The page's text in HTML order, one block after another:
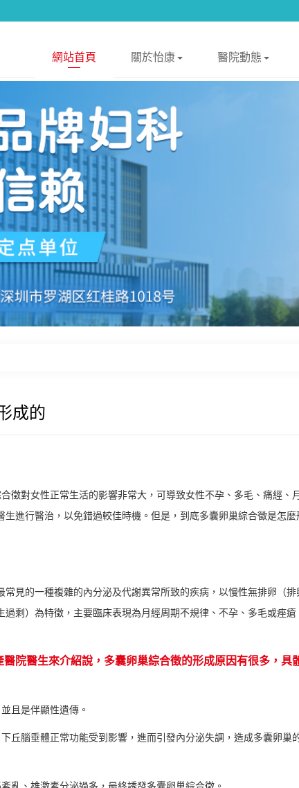
網站首頁 關於怡康 醫院動態
成的
徵對女性正常生活的影響非常大，可導致女性不孕、多毛、痛經、
進行醫治，以免錯過較佳時機。但是，到底多囊卵巢綜合徵是怎麼
見的一種複雜的內分泌及代謝異常所致的疾病，以慢性無排卵（排
剩）為特徵，主要臨床表現為月經周期不規律、不孕、多毛或痤瘡
院醫生來介紹說，多囊卵巢綜合徵的形成原因有很多，具
且是伴顯性遺傳。
丘腦垂體正常功能受到影響，進而引發內分泌失調，造成多囊卵巢
亂、雄激素分泌過多，最終誘發多囊卵巢綜合徵。